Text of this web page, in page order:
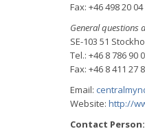
Fax: +46 498 20 04
General questions
SE-103 51
Tel.: +46 8 786 90
Fax: +46 8 411 27
Email:
Website: http://
Contact Person: